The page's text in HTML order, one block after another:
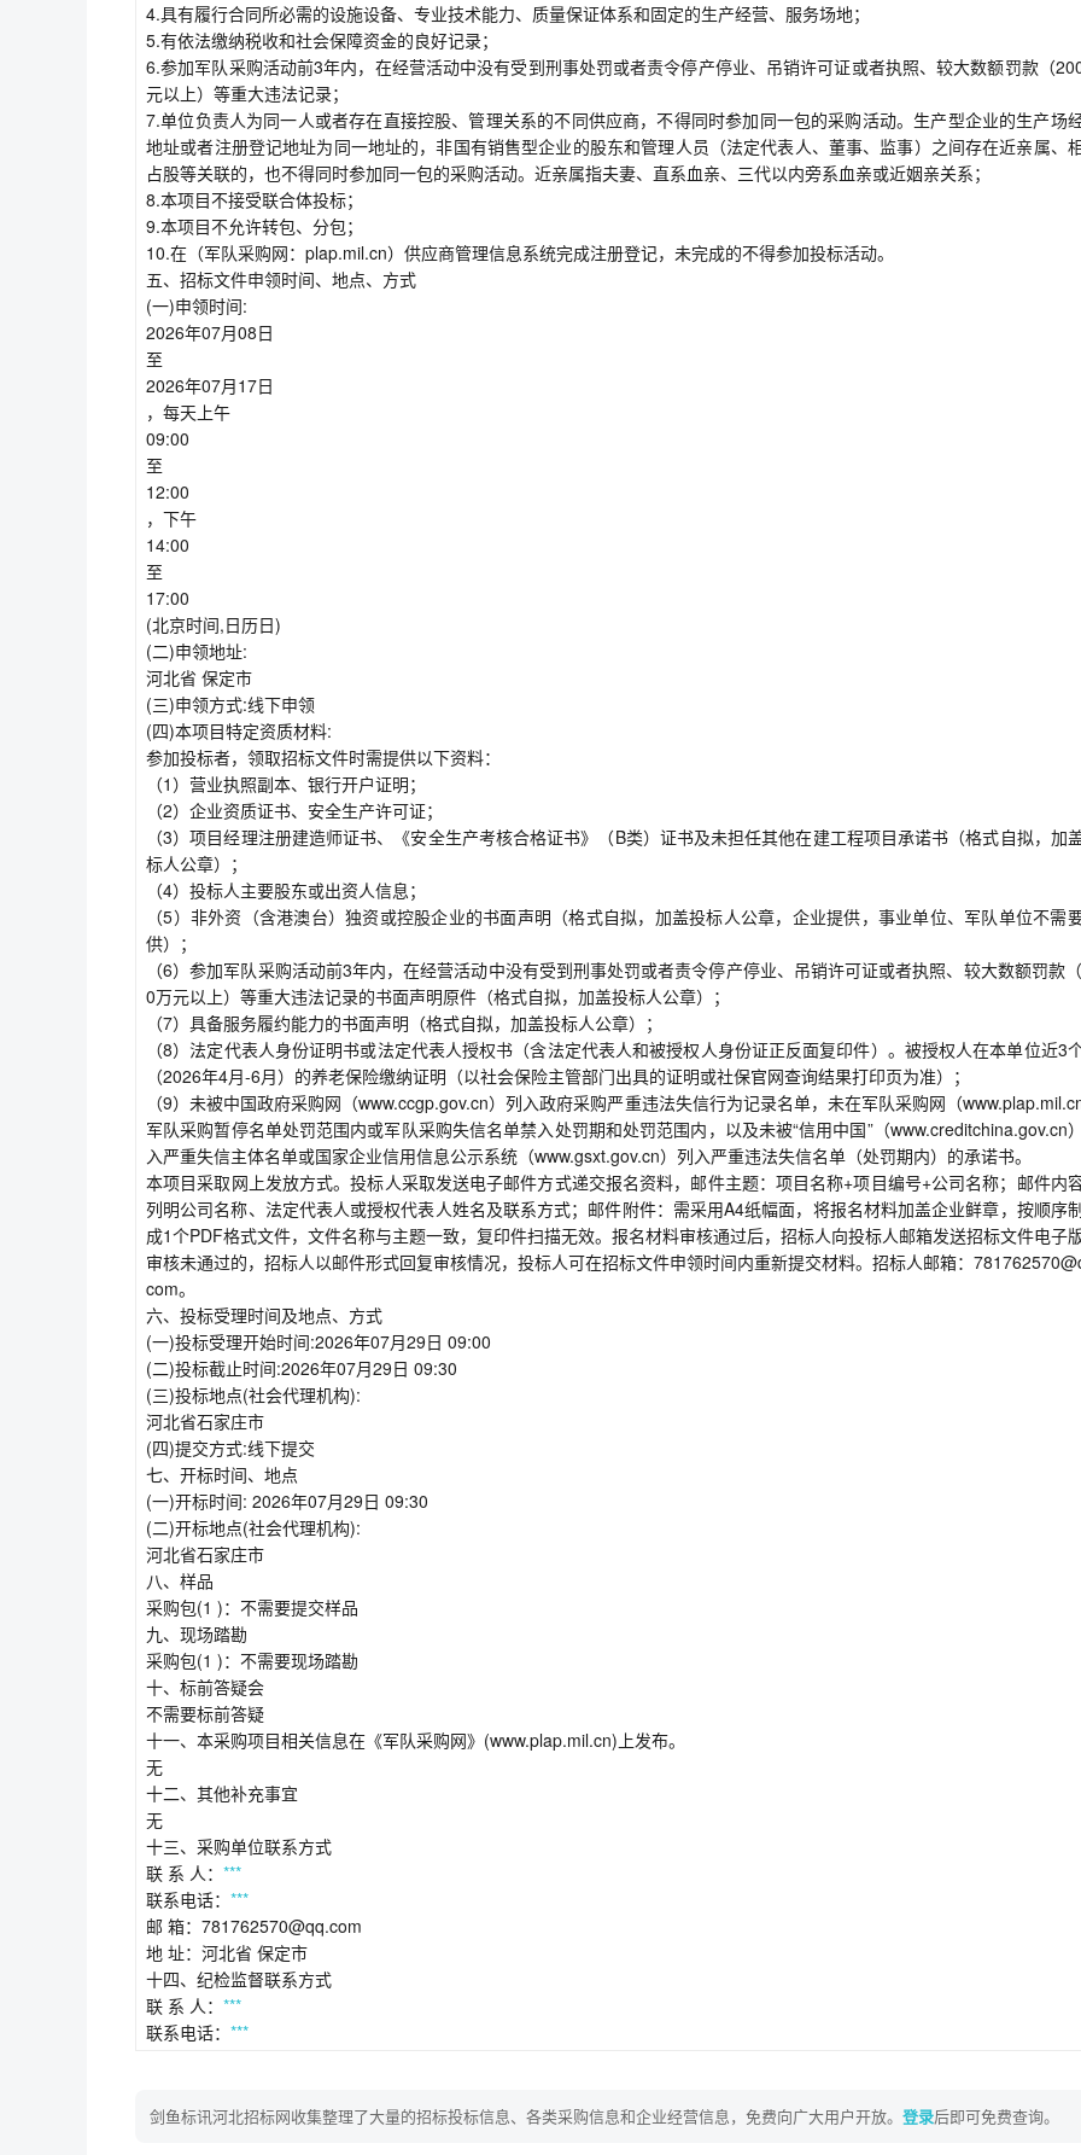
4.具有履行合同所必需的设施设备、专业技术能力、质量保证体系和固定的生产经营、服务场地；
5.有依法缴纳税收和社会保障资金的良好记录；
6.参加军队采购活动前3年内，在经营活动中没有受到刑事处罚或者责令停产停业、吊销许可证或者执照、较大数额罚款（
元以上）等重大违法记录；
7.单位负责人为同一人或者存在直接控股、管理关系的不同供应商，不得同时参加同一包的采购活动。生产型企业的生产场
地址或者注册登记地址为同一地址的，非国有销售型企业的股东和管理人员（法定代表人、董事、监事）之间存在近亲属、
占股等关联的，也不得同时参加同一包的采购活动。近亲属指夫妻、直系血亲、三代以内旁系血亲或近姻亲关系；
8.本项目不接受联合体投标；
9.本项目不允许转包、分包；
10.在（军队采购网：plap.mil.cn）供应商管理信息系统完成注册登记，未完成的不得参加投标活动。
五、招标文件申领时间、地点、方式
(一)申领时间:
2026年07月08日
至
2026年07月17日
，每天上午
09:00
至
12:00
，下午
14:00
至
17:00
(北京时间,日历日)
(二)申领地址:
河北省 保定市
(三)申领方式:线下申领
(四)本项目特定资质材料:
参加投标者，领取招标文件时需提供以下资料：
（1）营业执照副本、银行开户证明；
（2）企业资质证书、安全生产许可证；
（3）项目经理注册建造师证书、《安全生产考核合格证书》（B类）证书及未担任其他在建工程项目承诺书（格式自拟，加
标人公章）；
（4）投标人主要股东或出资人信息；
（5）非外资（含港澳台）独资或控股企业的书面声明（格式自拟，加盖投标人公章，企业提供，事业单位、军队单位不需
供）；
（6）参加军队采购活动前3年内，在经营活动中没有受到刑事处罚或者责令停产停业、吊销许可证或者执照、较大数额罚款
0万元以上）等重大违法记录的书面声明原件（格式自拟，加盖投标人公章）；
（7）具备服务履约能力的书面声明（格式自拟，加盖投标人公章）；
（8）法定代表人身份证明书或法定代表人授权书（含法定代表人和被授权人身份证正反面复印件）。被授权人在本单位近3
（2026年4月-6月）的养老保险缴纳证明（以社会保险主管部门出具的证明或社保官网查询结果打印页为准）；
（9）未被中国政府采购网（www.ccgp.gov.cn）列入政府采购严重违法失信行为记录名单，未在军队采购网（www.plap.mil.cn
军队采购暂停名单处罚范围内或军队采购失信名单禁入处罚期和处罚范围内，以及未被“信用中国”（www.creditchina.gov.cn
入严重失信主体名单或国家企业信用信息公示系统（www.gsxt.gov.cn）列入严重违法失信名单（处罚期内）的承诺书。
本项目采取网上发放方式。投标人采取发送电子邮件方式递交报名资料，邮件主题：项目名称+项目编号+公司名称；邮件内容
列明公司名称、法定代表人或授权代表人姓名及联系方式；邮件附件：需采用A4纸幅面，将报名材料加盖企业鲜章，按顺序
成1个PDF格式文件，文件名称与主题一致，复印件扫描无效。报名材料审核通过后，招标人向投标人邮箱发送招标文件电子版
审核未通过的，招标人以邮件形式回复审核情况，投标人可在招标文件申领时间内重新提交材料。招标人邮箱：
com。
六、投标受理时间及地点、方式
(一)投标受理开始时间:2026年07月29日 09:00
(二)投标截止时间:2026年07月29日 09:30
(三)投标地点(社会代理机构):
河北省石家庄市
(四)提交方式:线下提交
七、开标时间、地点
(一)开标时间: 2026年07月29日 09:30
(二)开标地点(社会代理机构):
河北省石家庄市
八、样品
采购包(1 )：不需要提交样品
九、现场踏勘
采购包(1 )：不需要现场踏勘
十、标前答疑会
不需要标前答疑
十一、本采购项目相关信息在《军队采购网》(www.plap.mil.cn)上发布。
无
十二、其他补充事宜
无
十三、采购单位联系方式
联 系 人： ***
联系电话： ***
邮 箱：781762570@qq.com
地 址：河北省 保定市
十四、纪检监督联系方式
联 系 人： ***
联系电话： ***
剑鱼标讯河北招标网收集整理了大量的招标投标信息、各类采购信息和企业经营信息，免费向广大用户开放。 登录后即可免费查询。